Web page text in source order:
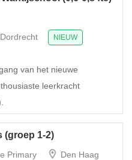
Dordrecht NIEUW
van het nieuwe
leerkracht
(groep 1-2)
Primary Den Haag